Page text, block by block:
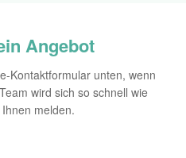
Angebot
Kontaktformular unten, wenn
wird sich so schnell wie
melden.